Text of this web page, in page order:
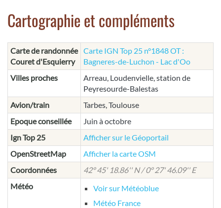
Cartographie et compléments
Carte de randonnée
Couret d'Esquierry
Carte IGN Top 25 n°1848 OT :
Bagneres-de-Luchon - Lac d'Oo
Villes proches
Arreau, Loudenvielle, station de
Peyresourde-Balestas
Avion/train
Tarbes, Toulouse
Epoque conseillée
Juin à octobre
Ign Top 25
Afficher sur le Géoportail
OpenStreetMap
Afficher la carte OSM
Coordonnées
42° 45' 18.86'' N / 0° 27' 46.09'' E
Météo
Voir sur Météoblue
Météo France